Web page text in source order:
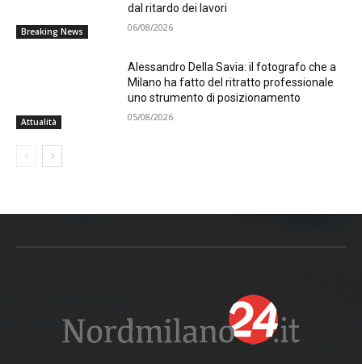
Breaking News
dal ritardo dei lavori
06/08/2026
Attualità
Alessandro Della Savia: il fotografo che a
Milano ha fatto del ritratto professionale
uno strumento di posizionamento
05/08/2026